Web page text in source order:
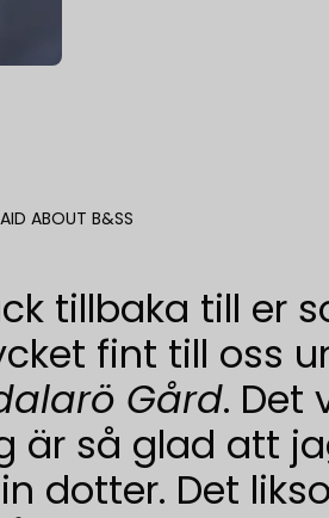
ABOUT B&SS
tillbaka till er
fint till oss
Gård. Det
är så glad att
dotter. Det